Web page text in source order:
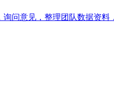
问意见，整理团队数据资料